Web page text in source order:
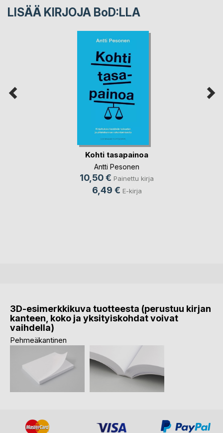
LISÄÄ KIRJOJA BoD:LLA
Kohti tasapainoa
Antti Pesonen
10,50 € Painettu kirja
6,49 € E-kirja
3D-esimerkkikuva tuotteesta (perustuu kirjan
kanteen, koko ja yksityiskohdat voivat
vaihdella)
Pehmeäkantinen